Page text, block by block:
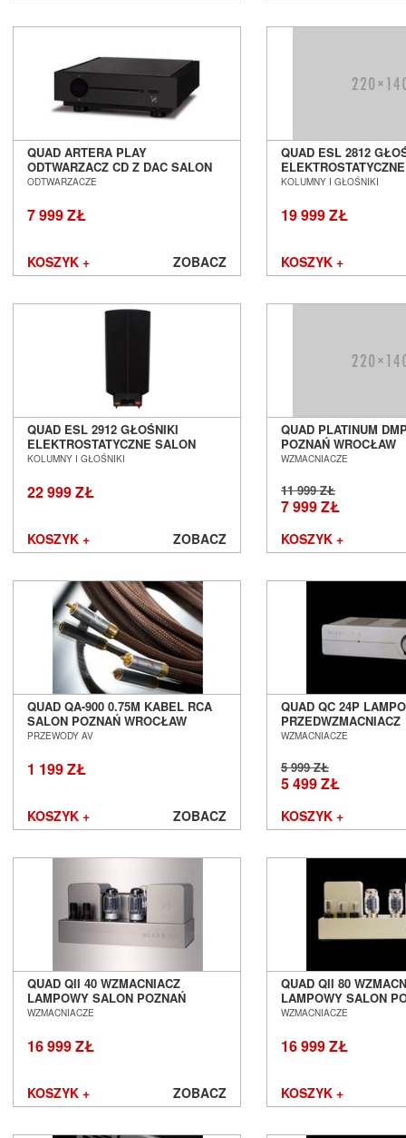
DLS
EarMen
Elipson
Epson
Erzetich
Esoteric Audio
Euromet
Ferrum
FiberPro
Fyne Audio
Gigawatt
Glanz
Goldring
Graham Audio
Harbeth
Harman/Kardon
Heed Audio
HiDiamond
HiFiMAN
iFi Audio
JBL
JL Audio
Keces Audio
Kimber Kable
Klipsch
Kondo
LAB12
Leben
Leica
LG
QUAD ARTERA PLAY
ODTWARZACZ CD Z DAC SALON
POZNAŃ WROCŁAW
ODTWARZACZE
7 999 ZŁ
KOSZYK + ZOBACZ
QUAD ESL 2812
POZNAŃ WROCŁAW
KOLUMNY I GŁOŚNIKI
19 999 ZŁ
KOSZYK +
QUAD ESL 2912 GŁOŚNIKI
ELEKTROSTATYCZNE SALON
POZNAŃ WROCŁAW
KOLUMNY I GŁOŚNIKI
22 999 ZŁ
KOSZYK + ZOBACZ
QUAD PLATINUM
POZNAŃ WROCŁAW
WZMACNIACZE
11 999 ZŁ
7 999 ZŁ
KOSZYK +
QUAD QA-900 0.75M KABEL RCA
SALON POZNAŃ WROCŁAW
PRZEWODY AV
1 199 ZŁ
KOSZYK + ZOBACZ
QUAD QC 24P
PRZEDWZMACNIACZ
GRAMOFONOWY
WZMACNIACZE
5 999 ZŁ
5 499 ZŁ
KOSZYK +
QUAD QII 40 WZMACNIACZ
LAMPOWY SALON POZNAŃ
WROCŁAW
WZMACNIACZE
16 999 ZŁ
KOSZYK + ZOBACZ
QUAD QII 80
LAMPOWY SALON
WROCŁAW
WZMACNIACZE
16 999 ZŁ
KOSZYK +